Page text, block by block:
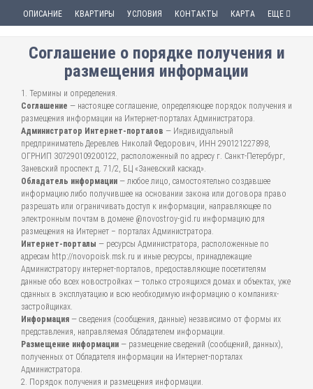
ОПИСАНИЕ КВАРТИРЫ УСЛОВИЯ КОНТАКТЫ КАРТА ЕЩЕ
Соглашение о порядке получения и
размещения информации
1. Термины и определения.
Соглашение — настоящее соглашение, определяющее порядок получения и
размещения информации на Интернет-порталах Администратора.
Администратор Интернет-порталов — Индивидуальный
предприниматель Деревлев Николай Федорович, ИНН 290121227898,
ОГРНИП 307290109200122, расположенный по адресу г. Санкт-Петербург,
Заневский проспект д. 71/2, БЦ «Заневский каскад».
Обладатель информации — любое лицо, самостоятельно создавшее
информацию либо получившее на основании закона или договора право
разрешать или ограничивать доступ к информации, направляющее по
электронным почтам в домене @novostroy-gid.ru информацию для
размещения на Интернет – порталах Администратора.
Интернет-порталы — ресурсы Администратора, расположенные по
адресам http://novopoisk.msk.ru и иные ресурсы, принадлежащие
Администратору интернет-порталов, предоставляющие посетителям
данные обо всех новостройках — только строящихся домах и объектах, уже
сданных в эксплуатацию и всю необходимую информацию о компаниях-
застройщиках.
Информация — сведения (сообщения, данные) независимо от формы их
представления, направляемая Обладателем информации.
Размещение информации — размещение сведений (сообщений, данных),
полученных от Обладателя информации на Интернет-порталах
Администратора.
2. Порядок получения и размещения информации.